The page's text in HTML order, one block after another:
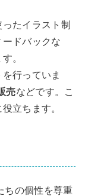
たイラスト制
ドバックな
。
行っていま
売などです。こ
立ちます。
ちの個性を尊重